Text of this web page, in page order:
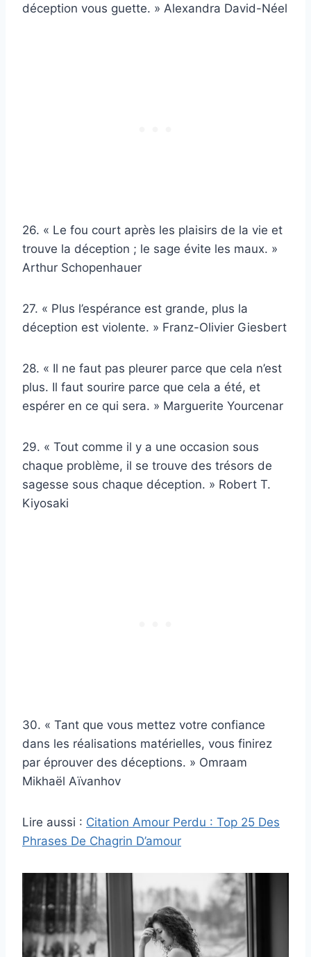
déception vous guette. » Alexandra David-Néel
26. « Le fou court après les plaisirs de la vie et
trouve la déception ; le sage évite les maux. »
Arthur Schopenhauer
27. « Plus l’espérance est grande, plus la
déception est violente. » Franz-Olivier Giesbert
28. « Il ne faut pas pleurer parce que cela n’est
plus. Il faut sourire parce que cela a été, et
espérer en ce qui sera. » Marguerite Yourcenar
29. « Tout comme il y a une occasion sous
chaque problème, il se trouve des trésors de
sagesse sous chaque déception. » Robert T.
Kiyosaki
30. « Tant que vous mettez votre confiance
dans les réalisations matérielles, vous finirez
par éprouver des déceptions. » Omraam
Mikhaël Aïvanhov
Lire aussi : Citation Amour Perdu : Top 25 Des
Phrases De Chagrin D’amour